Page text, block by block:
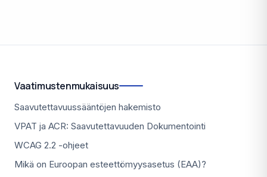
Vaatimustenmukaisuus
Saavutettavuussääntöjen hakemisto
VPAT ja ACR: Saavutettavuuden Dokumentointi
WCAG 2.2 -ohjeet
Mikä on Euroopan esteettömyysasetus (EAA)?